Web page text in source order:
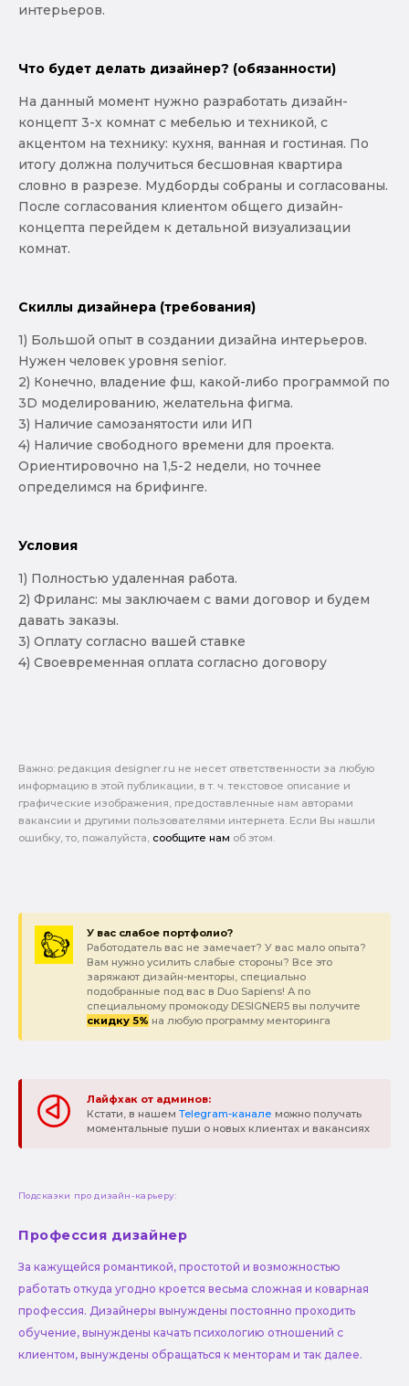
интерьеров.
Что будет делать дизайнер? (обязанности)
На данный момент нужно разработать дизайн-
концепт 3-х комнат с мебелью и техникой, с
акцентом на технику: кухня, ванная и гостиная. По
итогу должна получиться бесшовная квартира
словно в разрезе. Мудборды собраны и согласованы.
После согласования клиентом общего дизайн-
концепта перейдем к детальной визуализации
комнат.
Скиллы дизайнера (требования)
1) Большой опыт в создании дизайна интерьеров.
Нужен человек уровня senior.
2) Конечно, владение фш, какой-либо программой по
3D моделированию, желательна фигма.
3) Наличие самозанятости или ИП
4) Наличие свободного времени для проекта.
Ориентировочно на 1,5-2 недели, но точнее
определимся на брифинге.
Условия
1) Полностью удаленная работа.
2) Фриланс: мы заключаем с вами договор и будем
давать заказы.
3) Оплату согласно вашей ставке
4) Своевременная оплата согласно договору
Важно: pедакция designer.ru не несет ответственности за любую
информацию в этой публикации, в т. ч. текстовое описание и
графические изображения, предоставленные нам авторами
вакансии и другими пользователями интернета. Если Вы нашли
ошибку, то, пожалуйста, сообщите нам об этом.
У вас слабое портфолио?
Работодатель вас не замечает? У вас мало опыта?
Вам нужно усилить слабые стороны? Все это
заряжают дизайн-менторы, специально
подобранные под вас в Duo Sapiens! А по
специальному промокоду DESIGNER5 вы получите
скидку 5% на любую программу менторинга
Лайфхак от админов:
Кстати, в нашем Telegram-канале можно получать
моментальные пуши о новых клиентах и вакансиях
Подсказки про дизайн-карьеру:
Профессия дизайнер
За кажущейся романтикой, простотой и возможностью
работать откуда угодно кроется весьма сложная и коварная
профессия. Дизайнеры вынуждены постоянно проходить
обучение, вынуждены качать психологию отношений с
клиентом, вынуждены обращаться к менторам и так далее.